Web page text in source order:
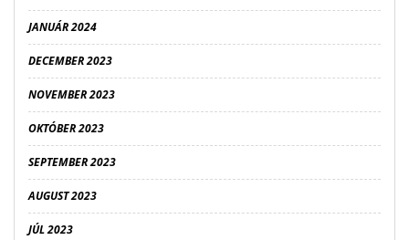
JANUÁR 2024
DECEMBER 2023
NOVEMBER 2023
OKTÓBER 2023
SEPTEMBER 2023
AUGUST 2023
JÚL 2023